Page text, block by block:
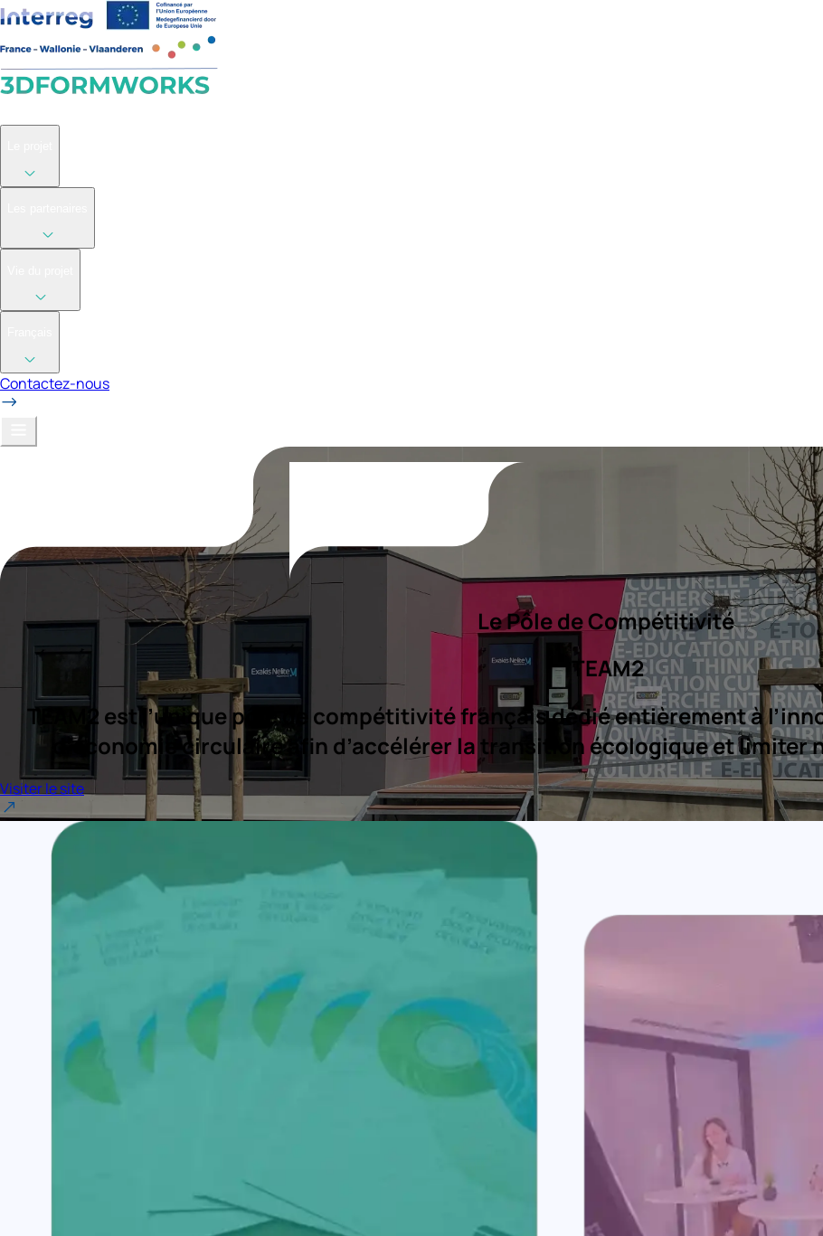
Contactez-nous
Le Pôle de Compétitivité
TEAM2
TEAM2 est l’unique pôle de compétitivité français dédié entièrement à
d’économie circulaire afin d’accélérer la transition écologique et limiter
Visiter le site